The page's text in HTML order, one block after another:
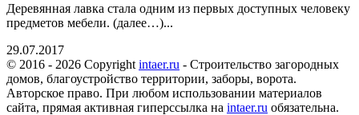
Деревянная лавка стала одним из первых доступных человеку
предметов мебели. (далее…)...
29.07.2017
© 2016 - 2026 Copyright intaer.ru - Cтроительство загородных
домов, благоустройство территории, заборы, ворота.
Авторское право. При любом использовании материалов
сайта, прямая активная гиперссылка на intaer.ru обязательна.